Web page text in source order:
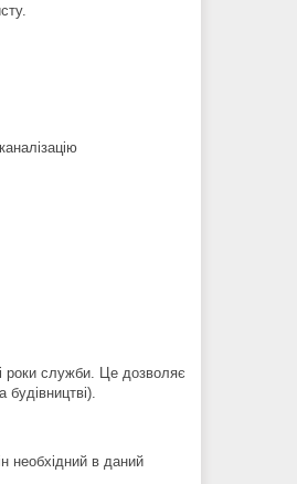
роки служби. Це дозволяє
необхідний в даний